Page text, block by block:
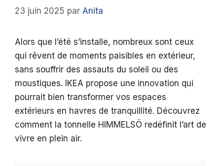
23 juin 2025 par Anita
Alors que l’été s’installe, nombreux sont ceux
qui rêvent de moments paisibles en extérieur,
sans souffrir des assauts du soleil ou des
moustiques. IKEA propose une innovation qui
pourrait bien transformer vos espaces
extérieurs en havres de tranquillité. Découvrez
comment la tonnelle HIMMELSÖ redéfinit l’art de
vivre en plein air.